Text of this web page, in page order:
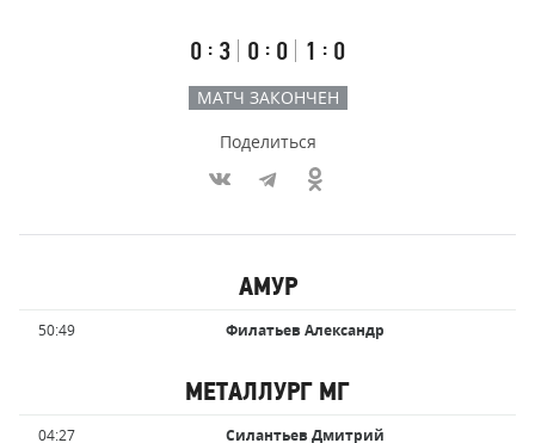
Первый
тайм
0 : 3
Второй
тайм
0 : 0
Третий
тайм
1 : 0
МАТЧ ЗАКОНЧЕН
Поделиться
забившие
АМУР
Время Имя
игрока
50:49 Филатьев Александр
МЕТАЛЛУРГ МГ
Время Имя
04:27
Силантьев Дмитрий